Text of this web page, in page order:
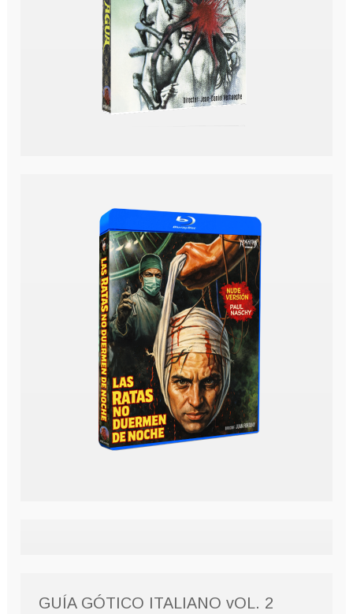
GUÍA GÓTICO ITALIANO vOL. 2